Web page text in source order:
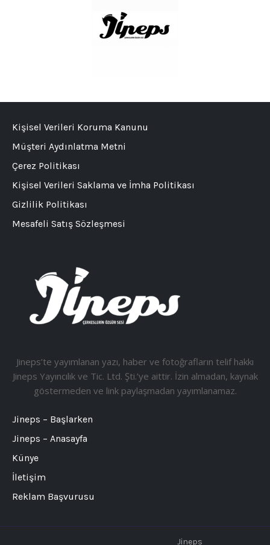
Jineps’te yayımlanan yazı, haber ve fotoğrafların telif hakkı
Jineps Yayıncılık ve Tic. Ltd. Şti.’ye aittir. İzin almadan, kaynak
göstermeden ve link paylaşmadan yayımlanamaz.
Jineps – Başlarken
Jineps – Anasayfa
Künye
İletişim
Reklam Başvurusu
Kişisel Verileri Koruma Kanunu
Müşteri Aydınlatma Metni
Çerez Politikası
Kişisel Verileri Saklama ve İmha Politikası
Gizlilik Politikası
Mesafeli Satış Sözleşmesi
Jineps